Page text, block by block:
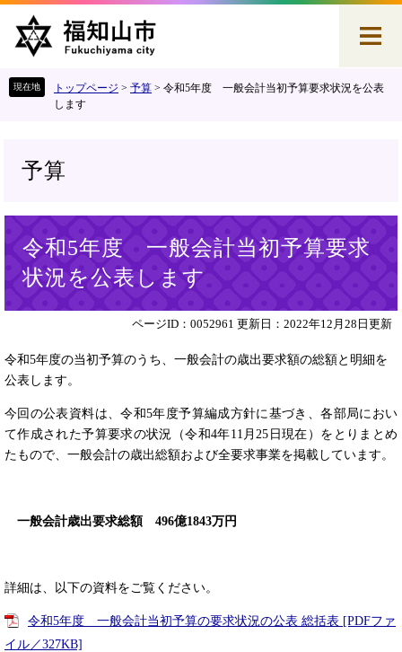
へ
トップページ > 予算 > 令和5年度 一般会計当初予算要求状況を公表
します
予算
令和5年度 一般会計当初予算要求
状況を公表します
ページID：0052961 更新日：2022年12月28日更新
令和5年度の当初予算のうち、一般会計の歳出要求額の総額と明細を
公表します。
今回の公表資料は、令和5年度予算編成方針に基づき、各部局におい
て作成された予算要求の状況（令和4年11月25日現在）をとりまとめ
たもので、一般会計の歳出総額および全要求事業を掲載しています。
一般会計歳出要求総額 496億1843万円
詳細は、以下の資料をご覧ください。
令和5年度 一般会計当初予算の要求状況の公表 総括表 [PDFファ
イル／327KB]